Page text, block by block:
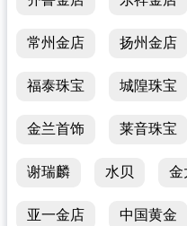
常州金店 扬州金店
福泰珠宝 城隍珠宝
金兰首饰 莱音珠宝
谢瑞麟 水贝 金
亚一金店 中国黄金